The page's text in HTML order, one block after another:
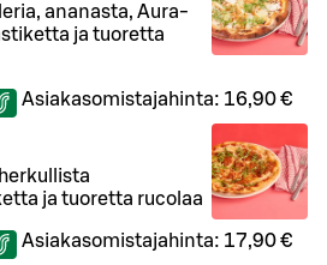
ananasta, Aura-
ja tuoretta
Asiakasomistajahinta: 16,90 €
ja tuoretta rucolaa
Asiakasomistajahinta: 17,90 €